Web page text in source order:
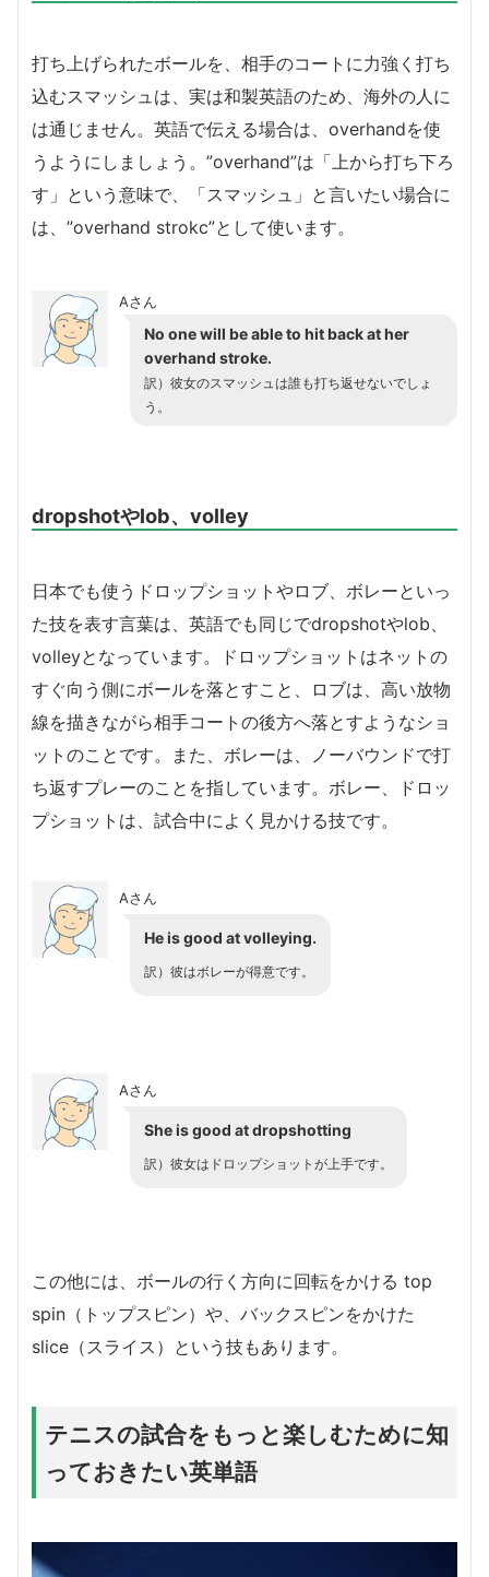
打ち上げられたボールを、相手のコートに力強く打ち
込むスマッシュは、実は和製英語のため、海外の人に
は通じません。英語で伝える場合は、overhandを使
うようにしましょう。”overhand”は「上から打ち下ろ
す」という意味で、「スマッシュ」と言いたい場合に
は、”overhand strokc”として使います。
Aさん
No one will be able to hit back at her
overhand stroke.
訳）彼女のスマッシュは誰も打ち返せないでしょ
う。
dropshotやlob、volley
日本でも使うドロップショットやロブ、ボレーといっ
た技を表す言葉は、英語でも同じでdropshotやlob、
volleyとなっています。ドロップショットはネットの
すぐ向う側にボールを落とすこと、ロブは、高い放物
線を描きながら相手コートの後方へ落とすようなショ
ットのことです。また、ボレーは、ノーバウンドで打
ち返すプレーのことを指しています。ボレー、ドロッ
プショットは、試合中によく見かける技です。
Aさん
He is good at volleying.
訳）彼はボレーが得意です。
Aさん
She is good at dropshotting
訳）彼女はドロップショットが上手です。
この他には、ボールの行く方向に回転をかける top
spin（トップスピン）や、バックスピンをかけた
slice（スライス）という技もあります。
テニスの試合をもっと楽しむために知
っておきたい英単語